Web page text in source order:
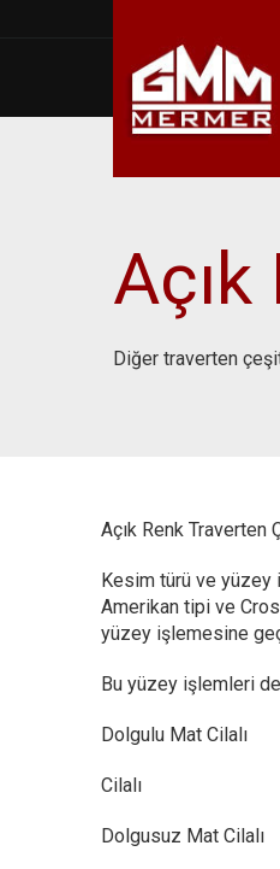
Diğer traverten
Açık Renk Traverten
Kesim türü ve yüzey
Amerikan tipi ve
yüzey işlemesine
Bu yüzey işlemleri
Dolgulu Mat Cilalı
Cilalı
Dolgusuz Mat Cilalı